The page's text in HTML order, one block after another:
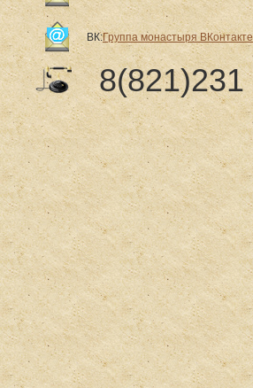
ВК:Группа монастыря ВКонтакте